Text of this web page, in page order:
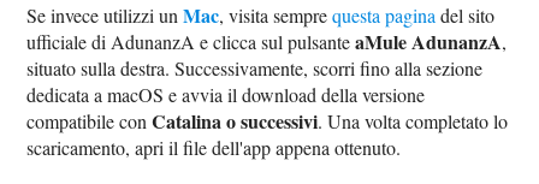
Se invece utilizzi unMac, visita semprequesta paginadel sito
ufficiale di AdunanzA e clicca sul pulsanteaMule AdunanzA,
situato sulla destra. Successivamente, scorri fino alla sezione
dedicata a macOS e avvia il download della versione
compatibile conCatalina o successivi. Una volta completato lo
scaricamento, apri il file dell'app appena ottenuto.